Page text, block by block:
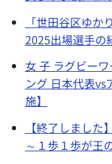
「世田谷区ゆ
2025出場選手の
女 子 ラグビー
ング 日本代表
施】
【終了しまし
～１歩１歩が王